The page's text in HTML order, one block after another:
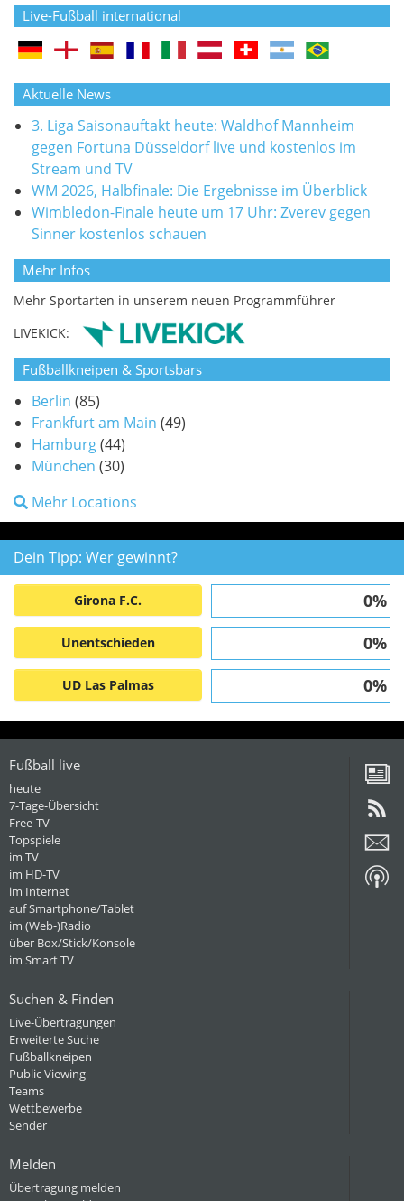
Live-Fußball international
Aktuelle News
3. Liga Saisonauftakt heute: Waldhof Mannheim
gegen Fortuna Düsseldorf live und kostenlos im
Stream und TV
WM 2026, Halbfinale: Die Ergebnisse im Überblick
Wimbledon-Finale heute um 17 Uhr: Zverev gegen
Sinner kostenlos schauen
Mehr Infos
Mehr Sportarten in unserem neuen Programmführer
LIVEKICK:
Fußballkneipen & Sportsbars
Berlin (85)
Frankfurt am Main (49)
Hamburg(44)
München (30)
Mehr Locations
Dein Tipp: Wer gewinnt?
Girona F.C. 0%
Unentschieden 0%
UD Las Palmas 0%
Fußball live
heute
7-Tage-Übersicht
Free-TV
Topspiele
im TV
im HD-TV
im Internet
auf Smartphone/Tablet
im (Web-)Radio
über Box/Stick/Konsole
im Smart TV
Suchen & Finden
Live-Übertragungen
Erweiterte Suche
Fußballkneipen
Public Viewing
Teams
Wettbewerbe
Sender
Melden
Übertragung melden